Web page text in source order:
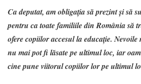
Ca deputat, am obligaţia să prezint şi să
pentru ca toate familiile din România să
ofere copiilor accesul la educaţie.
nu mai pot fi lăsate pe ultimul loc, iar
cine pune viitorul copiilor lor pe ultimul